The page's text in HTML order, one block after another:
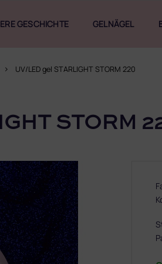
GESCHICHTE GELNÄGEL
UV/LED gel STARLIGHT STORM 220
STORM